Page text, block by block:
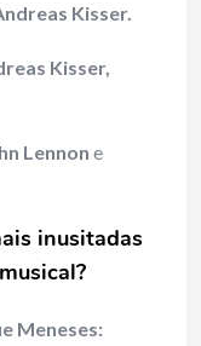
Kisser.
Kisser,
Lennon e
inusitadas
Meneses: